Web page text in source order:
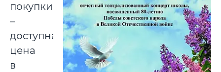
покупки
–
доступная
цена
в